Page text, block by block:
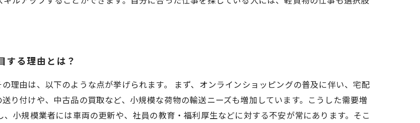
する理由とは？
理由は、以下のような点が挙げられます。 まず、オンラインショッピングの普及に伴い、宅配
り付けや、中古品の買取など、小規模な荷物の輸送ニーズも増加しています。こうした需要増
小規模業者には車両の更新や、社員の教育・福利厚生などに対する不安が常にあります。そこ